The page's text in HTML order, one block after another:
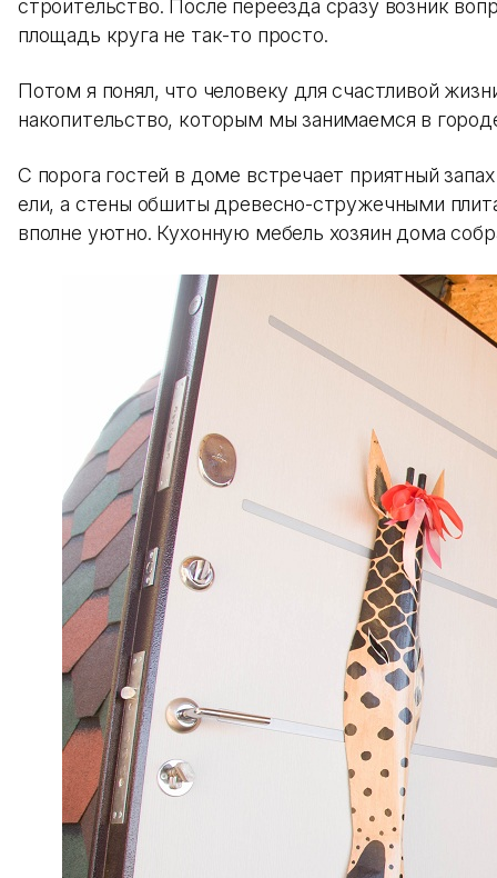
строительство. После переезда сразу возник
площадь круга не так-то просто.
Потом я понял, что человеку для счастливой
накопительство, которым мы занимаемся в
С порога гостей в доме встречает приятный
ели, а стены обшиты древесно-стружечными
вполне уютно. Кухонную мебель хозяин дома